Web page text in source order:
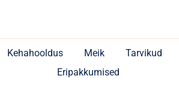
Kehahooldus Meik Tarvikud
Eripakkumised